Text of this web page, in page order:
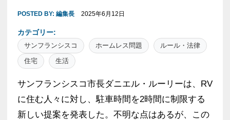
POSTED BY: 編集長 2025年6月12日
カテゴリー:
サンフランシスコ ホームレス問題
ルール・法律
住宅
生活
サンフランシスコ市長ダニエル・ルーリーは、RV
に住む人々に対し、駐車時間を2時間に制限する
新しい提案を発表した。不明な点はあるが、この